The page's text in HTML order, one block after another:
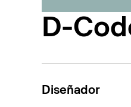
D-
Diseñador